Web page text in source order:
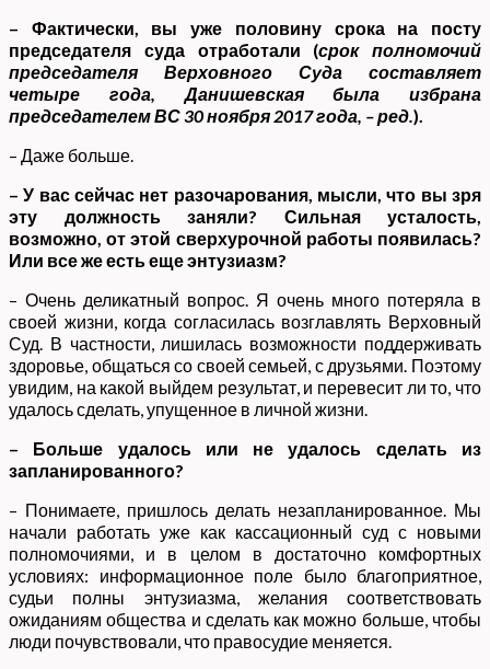
– Фактически, вы уже половину срока на посту
председателя суда отработали (срок полномочий
председателя Верховного Суда составляет
четыре года, Данишевская была избрана
председателем ВС 30 ноября 2017 года, – ред.).
– Даже больше.
– У вас сейчас нет разочарования, мысли, что вы зря
эту должность заняли? Сильная усталость,
возможно, от этой сверхурочной работы появилась?
Или все же есть еще энтузиазм?
– Очень деликатный вопрос. Я очень много потеряла в
своей жизни, когда согласилась возглавлять Верховный
Суд. В частности, лишилась возможности поддерживать
здоровье, общаться со своей семьей, с друзьями. Поэтому
увидим, на какой выйдем результат, и перевесит ли то, что
удалось сделать, упущенное в личной жизни.
– Больше удалось или не удалось сделать из
запланированного?
– Понимаете, пришлось делать незапланированное. Мы
начали работать уже как кассационный суд с новыми
полномочиями, и в целом в достаточно комфортных
условиях: информационное поле было благоприятное,
судьи полны энтузиазма, желания соответствовать
ожиданиям общества и сделать как можно больше, чтобы
люди почувствовали, что правосудие меняется.